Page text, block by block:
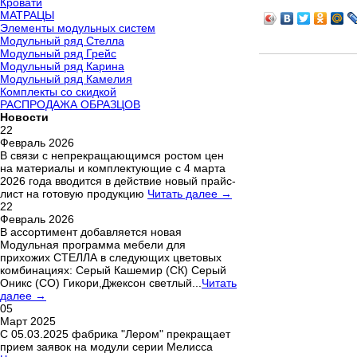
МАТРАЦЫ
Элементы модульных систем
Модульный ряд Стелла
Модульный ряд Грейс
Модульный ряд Карина
Модульный ряд Камелия
Комплекты со скидкой
РАСПРОДАЖА ОБРАЗЦОВ
Новости
22
Февраль 2026
В связи с непрекращающимся ростом цен
на материалы и комплектующие с 4 марта
2026 года вводится в действие новый прайс-
лист на готовую продукцию Читать далее →
22
Февраль 2026
В ассортимент добавляется новая
Модульная программа мебели для
прихожих СТЕЛЛА в следующих цветовых
комбинациях: Серый Кашемир (СК) Серый
Оникс (СО) Гикори,Джексон светлый... Читать
далее →
05
Март 2025
С 05.03.2025 фабрика "Лером" прекращает
прием заявок на модули серии Мелисса